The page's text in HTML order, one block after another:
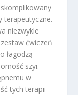
terapeutyczne.
niezwykle
ćwiczeń
łagodzą
szyi.
w
tych terapii